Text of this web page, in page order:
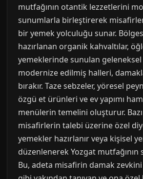
mutfağının otantik lezzetlerini
sunumlarla birleştirerek
bir yemek yolculuğu sunar.
hazırlanan organik kahvaltılar,
yemeklerinde sunulan
modernize edilmiş halleri,
bırakır. Taze sebzeler, yöresel
özgü et ürünleri ve ev yapımı
menülerin temelini oluşturur.
misafirlerin talebi üzerine özel
yemekler hazırlanır veya kişisel
düzenlenerek Yozgat mutfağının
Bu, adeta misafirin damak